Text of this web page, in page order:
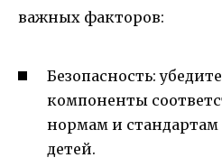
важных факторов:
Безопасность:
компоненты
нормам и стандартам
детей.